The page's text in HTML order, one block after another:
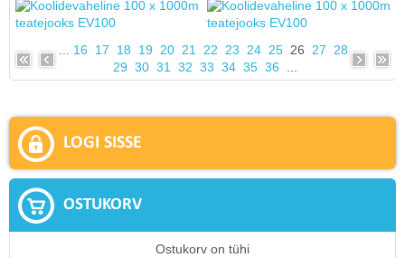
16 17 18 19 20 21 22 23 24 25 26 27
28
29 30 31 32 33 34 35 36
LOGI SISSE
OSTUKORV
Ostukorv on tühi